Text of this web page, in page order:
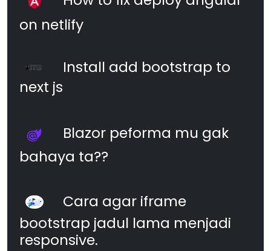
on netlify
Install add bootstrap to
next js
Blazor peforma mu gak
bahaya ta??
Cara agar iframe
bootstrap jadul lama menjadi
responsive.